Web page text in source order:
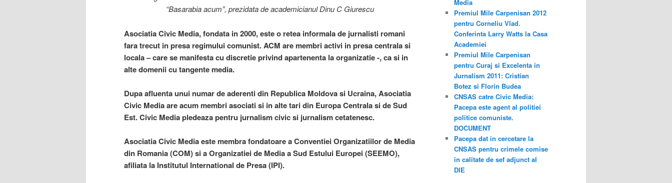
“Basarabia acum”, prezidata de academicianul Dinu C Giurescu
Asociatia Civic Media, fondata in 2000, este o retea informala de jurnalisti romani
fara trecut in presa regimului comunist. ACM are membri activi in presa centrala si
locala – care se manifesta cu discretie privind apartenenta la organizatie -, ca si in
alte domenii cu tangente media.
Dupa afluenta unui numar de aderenti din Republica Moldova si Ucraina, Asociatia
Civic Media are acum membri asociati si in alte tari din Europa Centrala si de Sud
Est. Civic Media pledeaza pentru jurnalism civic si jurnalism cetatenesc.
Asociatia Civic Media este membra fondatoare a Conventiei Organizatiilor de Media
din Romania (COM) si a Organizatiei de Media a Sud Estului Europei (SEEMO),
afiliata la Institutul International de Presa (IPI).
Media
Premiul Mile Carpenisan 2012
pentru Corneliu Vlad.
Conferinta Larry Watts la Casa
Academiei
Premiul Mile Carpenisan
pentru Curaj si Excelenta in
Jurnalism 2011: Cristian
Botez si Florin Budea
CNSAS catre Civic Media:
Pacepa este agent al politiei
politice comuniste.
DOCUMENT
Pacepa dat in cercetare la
CNSAS pentru crimele comise
in calitate de sef adjunct al
DIE